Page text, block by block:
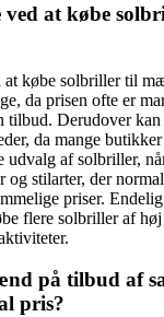
ved at købe
at købe solbriller til
da prisen ofte er
tilbud. Derudover
da mange
udvalg af solbriller,
og stilarter, der
priser.
flere solbriller af
på tilbud af
pris?